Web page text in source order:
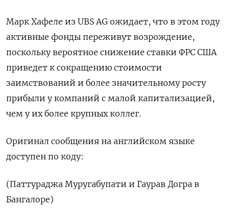
Марк Хафеле из UBS AG ожидает, что в этом году
активные фонды переживут возрождение,
поскольку вероятное снижение ставки ФРС США
приведет к сокращению стоимости
заимствований и более значительному росту
прибыли у компаний с малой капитализацией,
чем у их более крупных коллег.
Оригинал сообщения на английском языке
доступен по коду:
(Паттураджа Муругабупати и Гаурав Догра в
Бангалоре)